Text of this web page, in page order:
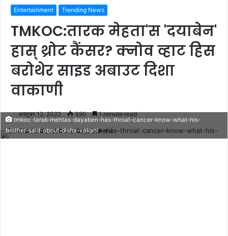
Entertainment Trending News
TMKOC:तारक मेहता'स 'दयाबेन'
हास् थ्रोट कैंसर? क्नोव व्हाट हिस
बरोथेर साइड अबाउट दिशा
वाकाणी
अक्टूबर 12, 2022 390 1 minute read
tmkoc-tarak-mehtas-dayaben-has-throat-cancer-know-what-his-
brother-said-about-disha-vakani